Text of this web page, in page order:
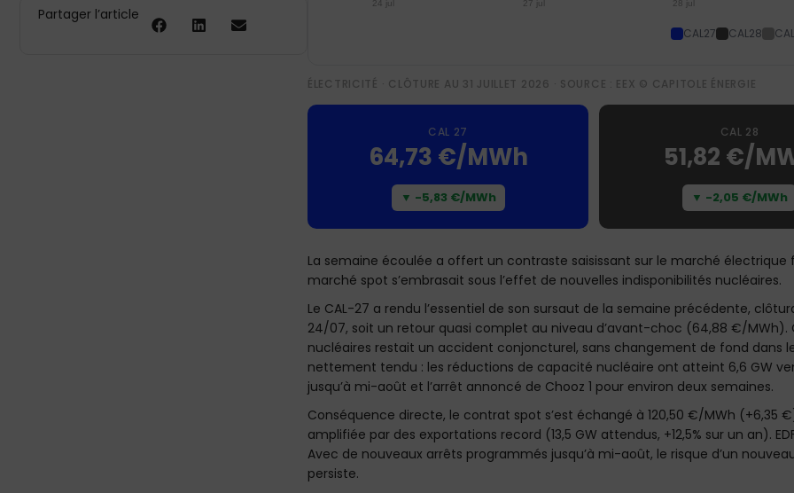
Partager l’article
CAL27 CAL28
ÉLECTRICITÉ · CLÔTURE AU 31 JUILLET 2026 · SOURCE : EEX © CAPITOLE ÉNERGIE
CAL 27
64,73 €/MWh
▼ -5,83 €/MWh
CAL 28
51,82 €/
▼ -2,05 €/MWh
La semaine écoulée a offert un contraste saisissant sur le marché
marché spot s’embrasait sous l’effet de nouvelles indisponibilités nucléaires.
Le CAL-27 a rendu l’essentiel de son sursaut de la semaine précédente,
24/07, soit un retour quasi complet au niveau d’avant-choc (64,88 €/
nucléaires restait un accident conjoncturel, sans changement de fond dans
nettement tendu : les réductions de capacité nucléaire ont atteint 6,6 GW
jusqu’à mi-août et l’arrêt annoncé de Chooz 1 pour environ deux semaines.
Conséquence directe, le contrat spot s’est échangé à 120,50 €/MWh (+6,35
amplifiée par des exportations record (13,5 GW attendus, +12,5% sur un an).
Avec de nouveaux arrêts programmés jusqu’à mi-août, le risque d’un
persiste.